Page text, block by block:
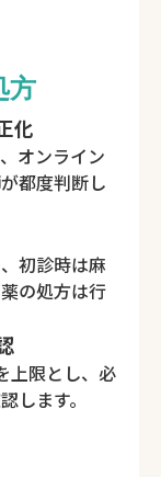
方
化
オンライン
都度判断し
初診時は麻
の処方は行
上限とし、必
します。